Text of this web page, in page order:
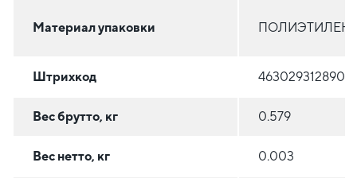
Материал упаковки ПОЛИЭТИЛЕН
Штрихкод 4630293128905
Вес брутто, кг 0.579
Вес нетто, кг 0.003